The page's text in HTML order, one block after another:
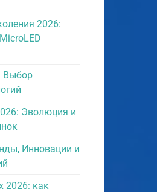
2026:
Выбор
Эволюция и
Инновации и
2026: как